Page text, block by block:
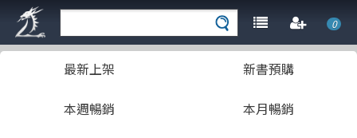
0
最新上架 新書預購
本週暢銷 本月暢銷